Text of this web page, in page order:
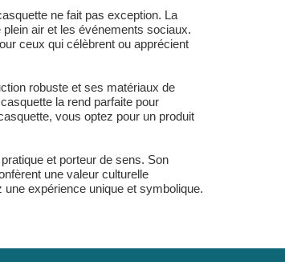
ne fait pas exception. La
air et les événements sociaux.
ceux qui célèbrent ou apprécient
robuste et ses matériaux de
la rend parfaite pour
vous optez pour un produit
et porteur de sens. Son
une valeur culturelle
expérience unique et symbolique.